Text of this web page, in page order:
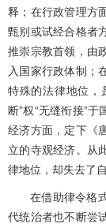
释；在行政管理方
甄别或试经合格者
推崇宗教首领，由
入国家行政体制；
特殊的法律地位，
断”权“无缝衔接”
经济方面，定下《
立的寺观经济。从
律地位，却失去了
在借助律令格
代统治者也不断尝